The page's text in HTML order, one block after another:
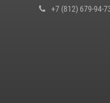
+7 (812) 679-94-